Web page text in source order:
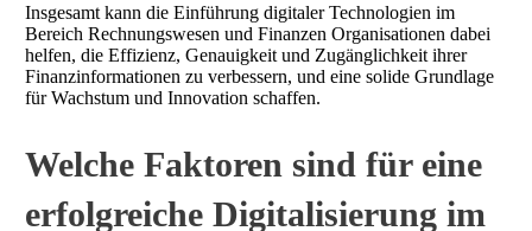
Insgesamt kann die Einführung digitaler Technologien im
Bereich Rechnungswesen und Finanzen Organisationen dabei
helfen, die Effizienz, Genauigkeit und Zugänglichkeit ihrer
Finanzinformationen zu verbessern, und eine solide Grundlage
für Wachstum und Innovation schaffen.
Welche Faktoren sind für eine
erfolgreiche Digitalisierung im